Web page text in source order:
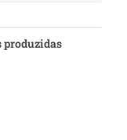
produzidas